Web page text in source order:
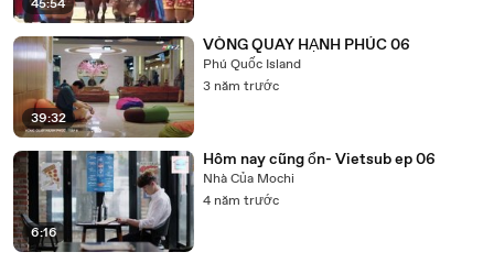
45:54
39:32
VÒNG QUAY HẠNH PHÚC 06
Phú Quốc Island
3 năm trước
6:16
Hôm nay cũng ổn- Vietsub ep 06
Nhà Của Mochi
4 năm trước